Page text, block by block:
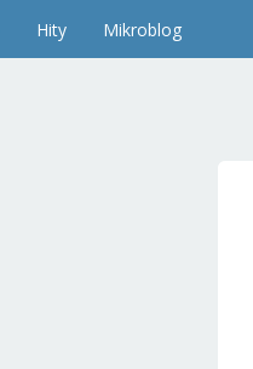
Hity Mikroblog